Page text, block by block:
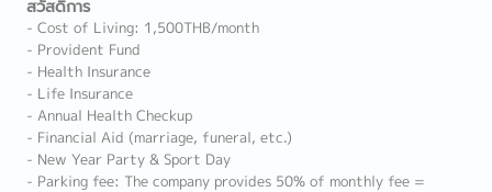
สวัสดิการ
- Cost of Living: 1,500THB/month
- Provident Fund
- Health Insurance
- Life Insurance
- Annual Health Checkup
- Financial Aid (marriage, funeral, etc.)
- New Year Party & Sport Day
- Parking fee: The company provides 50% of monthly fee =